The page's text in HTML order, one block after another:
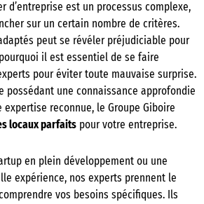
d’entreprise est un processus complexe,
sur un certain nombre de critères.
peut se révéler préjudiciable pour
il est essentiel de se faire
pour éviter toute mauvaise surprise.
possédant une connaissance approfondie
expertise reconnue, le Groupe Giboire
locaux parfaits pour votre entreprise.
en plein développement ou une
expérience, nos experts prennent le
vos besoins spécifiques. Ils